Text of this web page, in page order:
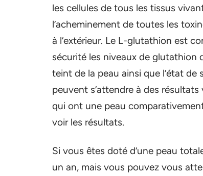
les cellules de tous les tissus
l’acheminement de toutes les
à l’extérieur. Le L-glutathion est
sécurité les niveaux de glutathion
teint de la peau ainsi que l’état
peuvent s’attendre à des
qui ont une peau
voir les résultats.
Si vous êtes doté d’une peau
un an, mais vous pouvez vous